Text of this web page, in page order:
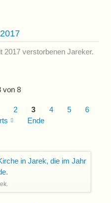
2017 verstorbenen Jareker.
von 8
2 3 4 5
6
Ende